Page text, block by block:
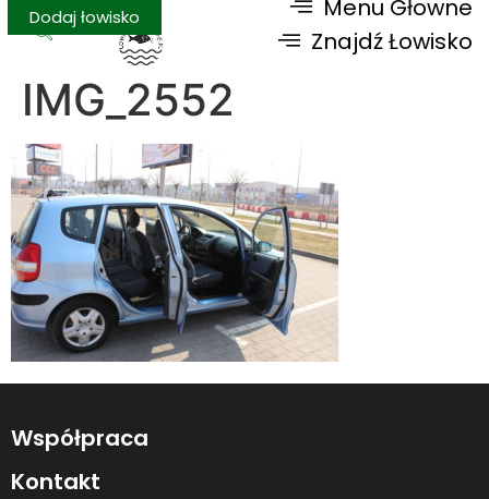
Znajdź Łowisko
Dodaj łowisko Menu Głowne
IMG_2552
Współpraca
Kontakt